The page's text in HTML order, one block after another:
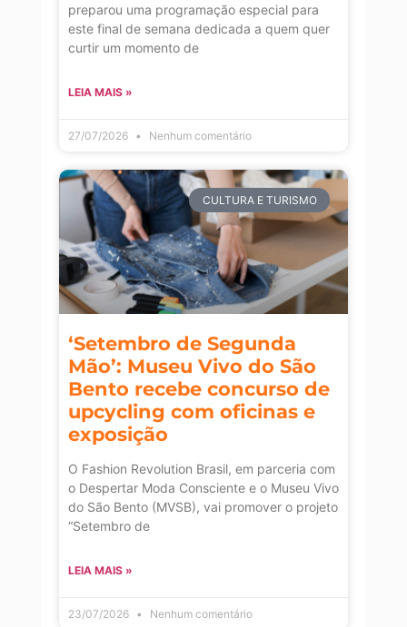
preparou uma programação especial para
este final de semana dedicada a quem quer
curtir um momento de
LEIA MAIS »
27/07/2026 Nenhum comentário
CULTURA E TURISMO
‘Setembro de Segunda
Mão’: Museu Vivo do São
Bento recebe concurso de
upcycling com oficinas e
exposição
O Fashion Revolution Brasil, em parceria com
o Despertar Moda Consciente e o Museu Vivo
do São Bento (MVSB), vai promover o projeto
“Setembro de
LEIA MAIS »
23/07/2026 Nenhum comentário